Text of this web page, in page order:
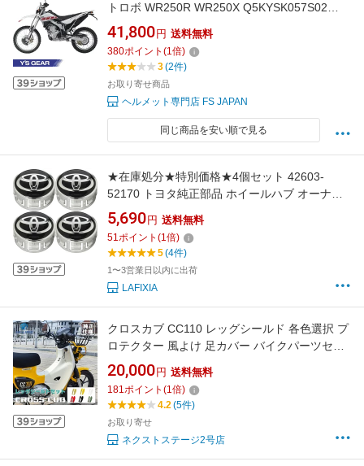
トロボ WR250R WR250X Q5KYSK057S02
4521407070077 ツーリング オフロード モター
ド ヤマハ Y's GEAR YAMAHA
41,800 円 送料無料
380ポイント (1倍)
3(2件)
お取り寄せ商品
ヘルメット専門店 FS JAPAN
同じ商品を安い順で見る
★在庫処分★特別価格★4個セット 42603-
52170 トヨタ純正部品 ホイールハブ オーナメ
ント アルミホイール センターキャップ
5,690 円 送料無料
51ポイント (1倍)
5(4件)
1〜3営業日以内に出荷
LAFIXIA
クロスカブ CC110 レッグシールド 各色選択 プ
ロテクター 風よけ 足カバー バイクパーツセン
ター スタンド レッグカバー プロテクター おし
ゃれ 社外品 ドレスアップ バイク パーツ 取寄せ
20,000 円 送料無料
181ポイント (1倍)
4.2(5件)
お取り寄せ
ネクストステージ2号店